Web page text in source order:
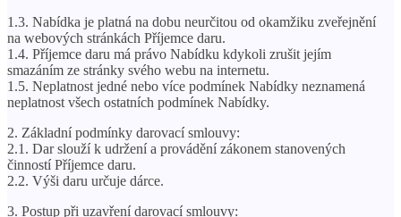
1.3. Nabídka je platná na dobu neurčitou od okamžiku zveřejnění
na webových stránkách Příjemce daru.
1.4. Příjemce daru má právo Nabídku kdykoli zrušit jejím
smazáním ze stránky svého webu na internetu.
1.5. Neplatnost jedné nebo více podmínek Nabídky neznamená
neplatnost všech ostatních podmínek Nabídky.
2. Základní podmínky darovací smlouvy:
2.1. Dar slouží k udržení a provádění zákonem stanovených
činností Příjemce daru.
2.2. Výši daru určuje dárce.
3. Postup při uzavření darovací smlouvy: